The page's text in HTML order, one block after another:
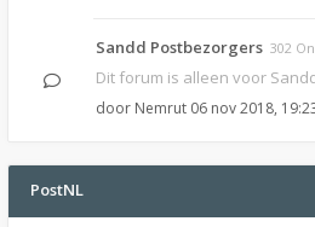
Sandd Postbezorgers 302
Dit forum is alleen voor
door Nemrut 06 nov 2018,
PostNL